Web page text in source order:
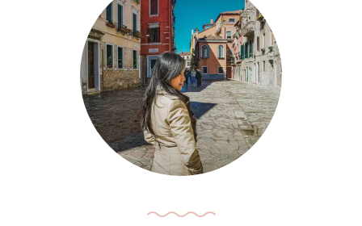
Complete
Summary
Of
7-
Day
Trip
—
蘇
州
7
天